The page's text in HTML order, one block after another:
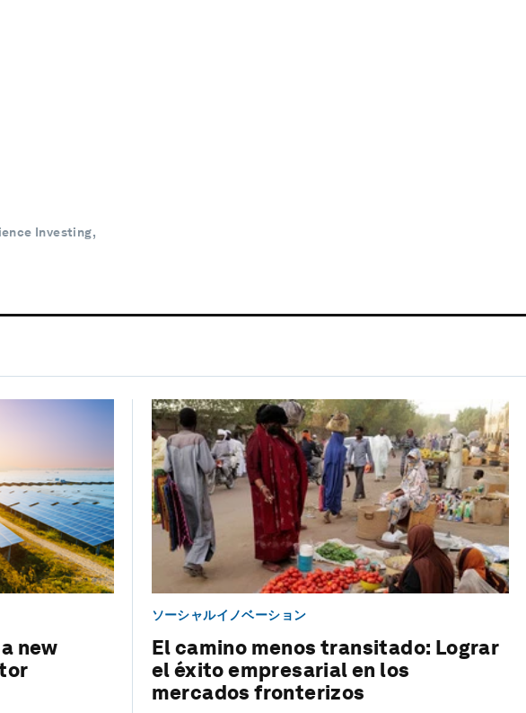
Investing,
new
ソーシャルイノベーション
El camino menos transitado: Lograr
el éxito empresarial en los
mercados fronterizos